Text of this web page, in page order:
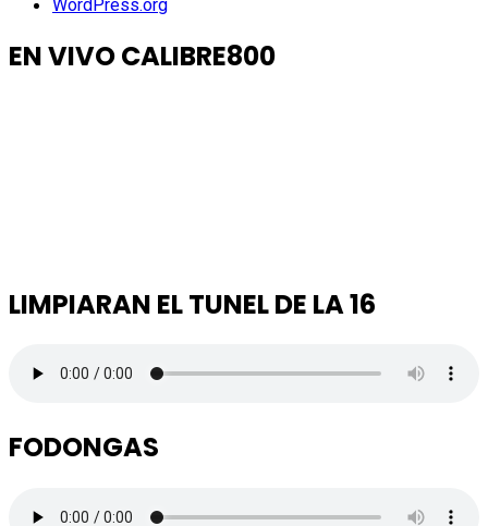
WordPress.org
EN VIVO CALIBRE800
LIMPIARAN EL TUNEL DE LA 16
FODONGAS